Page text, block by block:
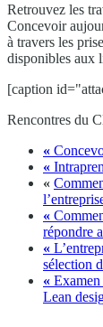
Retrouvez les
Concevoir
à travers les
disponibles aux
[caption
Rencontres du
«
«
«
«
répondre
«
sélection
«
Lean